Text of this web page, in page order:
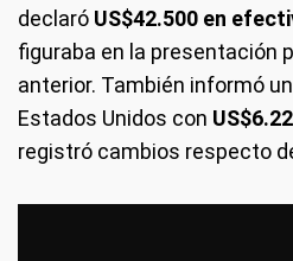
declaró US$42.500 en
figuraba en la presentación
anterior. También informó
Estados Unidos con
registró cambios respecto